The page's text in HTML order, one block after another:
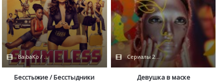
BaibaKo / TVShows
Бесстыжие / Бесстыдники
Сериалы 2023 / TVShows / Кубик
Девушка в маске